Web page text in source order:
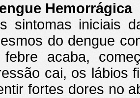
Hemorrágica
sintomas iniciais
do dengue
acaba,
cai, os lábios
fortes dores no